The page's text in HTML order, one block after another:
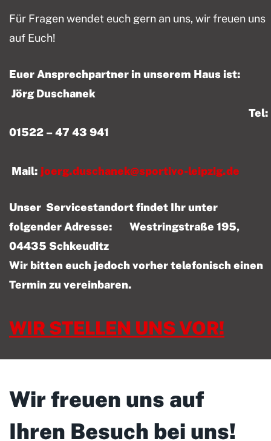
Für Fragen wendet euch gern an uns, wir freuen uns
auf Euch!
Euer Ansprechpartner in unserem Haus ist:
Jörg Duschanek
Tel:
01522 – 47 43 941
Mail: joerg.duschanek@sportivo-leipzig.de
Unser Servicestandort findet Ihr unter
folgender Adresse: Westringstraße 195,
04435 Schkeuditz
Wir bitten euch jedoch vorher telefonisch einen
Termin zu vereinbaren.
WIR STELLEN UNS VOR!
Wir freuen uns auf
Ihren Besuch bei uns!